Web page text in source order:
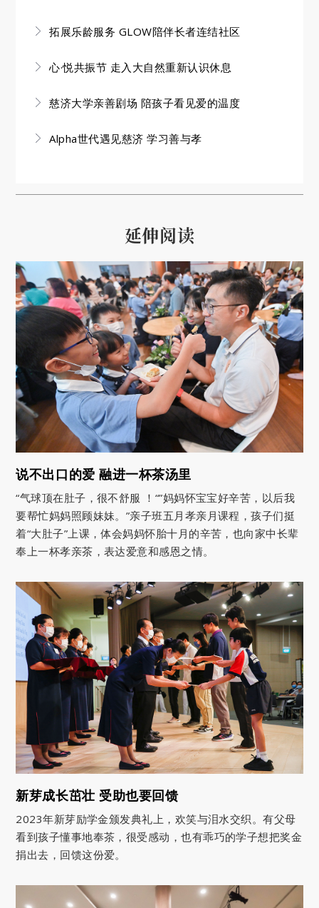
拓展乐龄服务 GLOW陪伴长者连结社区
心·悦共振节 走入大自然重新认识休息
慈济大学亲善剧场 陪孩子看见爱的温度
Alpha世代遇见慈济 学习善与孝
延伸阅读
说不出口的爱 融进一杯茶汤里
“气球顶在肚子，很不舒服 ！“”妈妈怀宝宝好辛苦，以后我
要帮忙妈妈照顾妹妹。”亲子班五月孝亲月课程，孩子们挺
着“大肚子”上课，体会妈妈怀胎十月的辛苦，也向家中长辈
奉上一杯孝亲茶，表达爱意和感恩之情。
新芽成长茁壮 受助也要回馈
2023年新芽励学金颁发典礼上，欢笑与泪水交织。有父母
看到孩子懂事地奉茶，很受感动，也有乖巧的学子想把奖金
捐出去，回馈这份爱。